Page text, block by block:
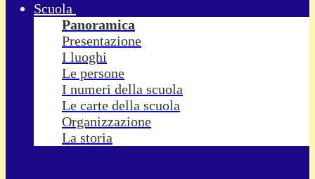
Scuola
Panoramica
Presentazione
I luoghi
Le persone
I numeri della scuola
Le carte della scuola
Organizzazione
La storia